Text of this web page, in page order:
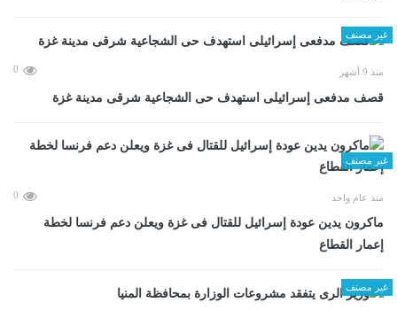
غير مصنف
منذ 9 أشهر 0
قصف مدفعى إسرائيلى استهدف حى الشجاعية شرقى مدينة غزة
غير مصنف
منذ عام واحد 0
ماكرون يدين عودة إسرائيل للقتال فى غزة ويعلن دعم فرنسا لخطة
إعمار القطاع
غير مصنف